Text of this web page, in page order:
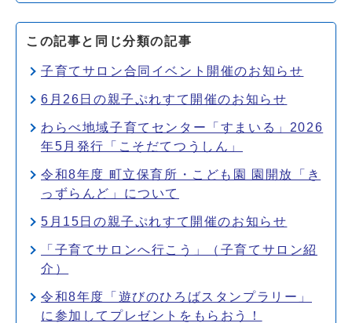
この記事と同じ分類の記事
子育てサロン合同イベント開催のお知らせ
6月26日の親子ぷれすて開催のお知らせ
わらべ地域子育てセンター「すまいる」2026
年5月発行「こそだてつうしん」
令和8年度 町立保育所・こども園 園開放「き
っずらんど」について
5月15日の親子ぷれすて開催のお知らせ
「子育てサロンへ行こう」（子育てサロン紹
介）
令和8年度「遊びのひろばスタンプラリー」
に参加してプレゼントをもらおう！